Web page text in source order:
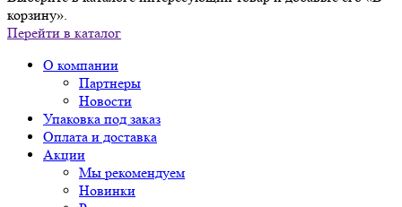
корзину».
Перейти в каталог
О компании
Партнеры
Новости
Упаковка под заказ
Оплата и доставка
Акции
Мы рекомендуем
Новинки